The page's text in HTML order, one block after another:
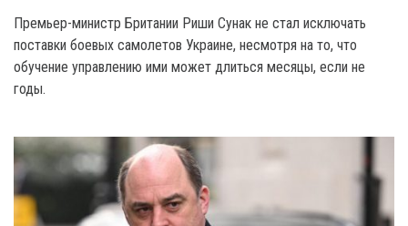
Премьер-министр Британии Риши Сунак не стал исключать
поставки боевых самолетов Украине, несмотря на то, что
обучение управлению ими может длиться месяцы, если не
годы.